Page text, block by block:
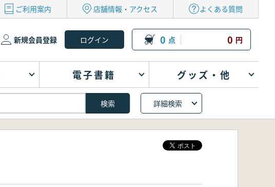
ご利用案内 店舗情報・アクセス よくある質問
新規会員登録 0 点 0 円
電子書籍 グッズ・他
詳細検索